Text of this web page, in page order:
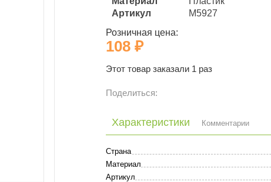
Артикул
M5927
Розничная цена:
108 ₽
Этот товар заказали 1 раз
Поделиться:
Характеристики Комментарии
Страна
Материал
Артикул